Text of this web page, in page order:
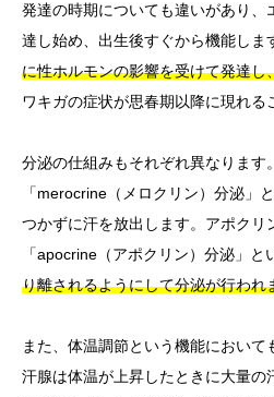
発達の時期についても違いがあり、
達し始め、出生後すぐから機能しま
に性ホルモンの影響を受けて発達し
ワキガの症状が思春期以降に現れる
分泌の仕組みもそれぞれ異なります
「merocrine（メロクリン）分泌」
つかずに汗を放出します。アポクリ
「apocrine（アポクリン）分泌」と
り離されるようにして分泌が行われ
また、体温調節という機能におい
汗腺は体温が上昇したときに大量の